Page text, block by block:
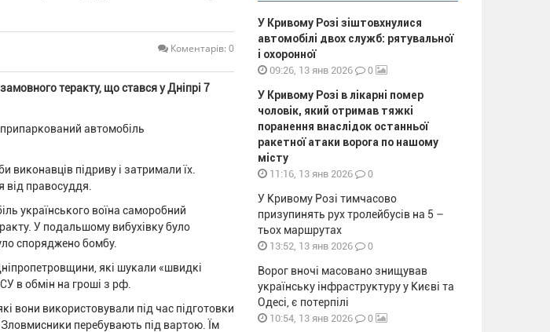
Коментарів: 0
теракту, що стався у Дніпрі 7
автомобіль
виконавців підриву і затримали їх.
від правосуддя.
українського воїна саморобний
У подальшому вибухівку було
споряджено бомбу.
які шукали «швидкі
в обмін на гроші з рф.
вони використовували під час підготовки
Зловмисники перебувають під вартою. Їм
У Кривому Розі зіштовхнулися
автомобілі двох служб: рятувальної
і охоронної
09:26, 13 янв 2026 0
У Кривому Розі в лікарні помер
чоловік, який отримав тяжкі
поранення внаслідок останньої
ракетної атаки ворога по нашому
місту
11:16, 13 янв 2026 0
У Кривому Розі тимчасово
призупинять рух тролейбусів на 5 –
тьох маршрутах
13:52, 13 янв 2026 0
Ворог вночі масовано знищував
українську інфраструктуру у Києві та
Одесі, є потерпілі
10:54, 13 янв 2026 0